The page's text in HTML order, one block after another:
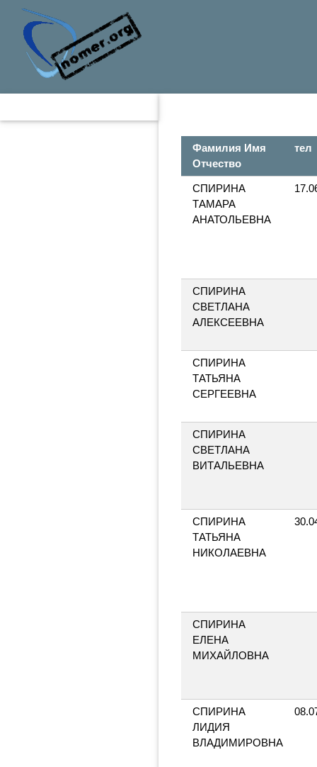
Фамилия Имя
Отчество
тел
СПИРИНА
ТАМАРА
АНАТОЛЬЕВНА
СПИРИНА
СВЕТЛАНА
АЛЕКСЕЕВНА
СПИРИНА
ТАТЬЯНА
СЕРГЕЕВНА
СПИРИНА
СВЕТЛАНА
ВИТАЛЬЕВНА
СПИРИНА
ТАТЬЯНА
НИКОЛАЕВНА
СПИРИНА
ЕЛЕНА
МИХАЙЛОВНА
СПИРИНА
ЛИДИЯ
ВЛАДИМИРОВНА